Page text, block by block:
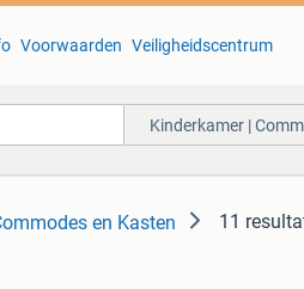
Voorwaarden Veiligheidscentrum
Kinderkamer |
en Kasten 11